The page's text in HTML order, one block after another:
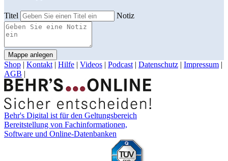
Titel Notiz
Mappe anlegen
Shop | Kontakt | Hilfe | Videos | Podcast | Datenschutz | Impressum |
AGB |
Behr's Digital ist für den Geltungsbereich
Bereitstellung von Fachinformationen,
Software und Online-Datenbanken